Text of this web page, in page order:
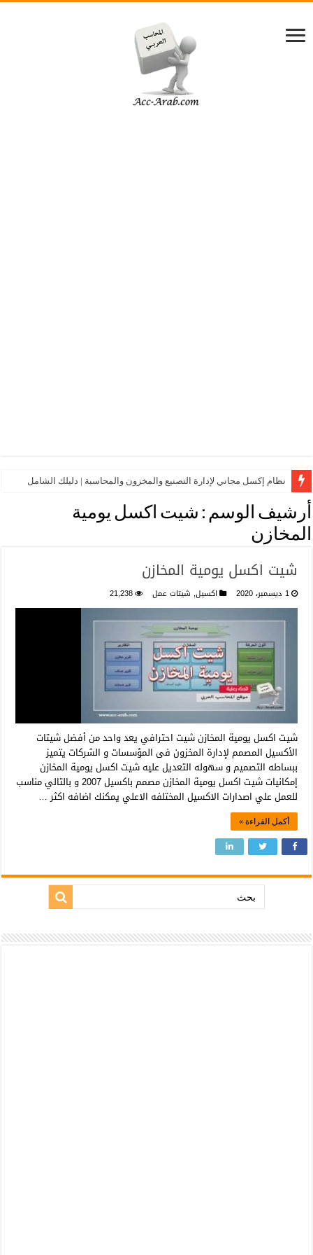
نظام إكسل مجاني لإدارة التصنيع والمخزون والمحاسبة | دليلك الشامل
أرشيف الوسم : شيت اكسل يومية
المخازن
شيت اكسل يومية المخازن
1 ديسمبر، 2020 اكسيل, شيتات عمل 21,238
شيت اكسل يومية المخازن شيت احترافي يعد واحد من أفضل شيتات
الأكسيل المصمم لإدارة المخزون فى المؤسسات و الشركات يتميز
ببساطه التصميم و سهوله التعديل عليه شيت اكسل يومية المخازن
إمكانيات شيت اكسل يومية المخازن مصمم باكسيل 2007 و بالتالي مناسب
للعمل علي اصدارات الاكسيل المختلفه الاعلي يمكنك اضافه اكثر …
أكمل القراءة »
بحث: